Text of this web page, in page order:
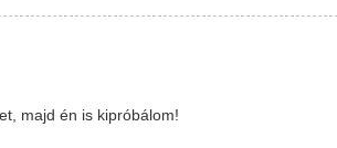
majd én is kipróbálom!